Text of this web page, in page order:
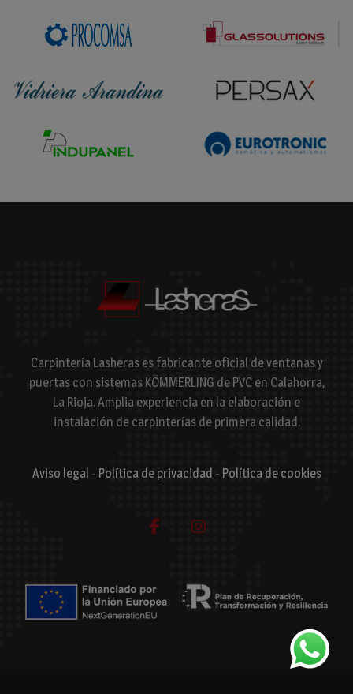
Carpintería Lasheras es fabricante oficial de ventanas y
puertas con sistemas KÖMMERLING de PVC en Calahorra,
La Rioja. Amplia experiencia en la elaboración e
instalación de carpinterías de primera calidad.
Aviso legal - Política de privacidad - Política de cookies